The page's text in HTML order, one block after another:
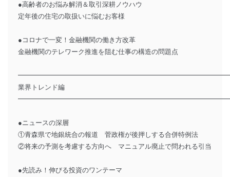
●高齢者のお悩み解消＆取引深耕ノウハウ
定年後の住宅の取扱いに悩むお客様
●コロナで一変！金融機関の働き方改革
金融機関のテレワーク推進を阻む仕事の構造の問題点
業界トレンド編
●ニュースの深層
①青森県で地銀統合の報道 菅政権が後押しする合併特例法
②将来の予測を考慮する方向へ マニュアル廃止で問われる引当
●先読み！伸びる投資のワンテーマ